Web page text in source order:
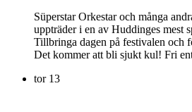
Süperstar Orkestar och många
uppträder i en av Huddinges mest
Tillbringa dagen på festivalen och
Det kommer att bli sjukt kul! Fri
tor 13